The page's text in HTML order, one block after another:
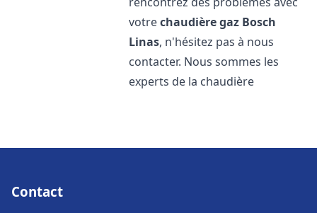
votrechaudière gaz Bosch
Linas, n'hésitez pas à nous
contacter. Nous sommes les
experts de la chaudière
Contact